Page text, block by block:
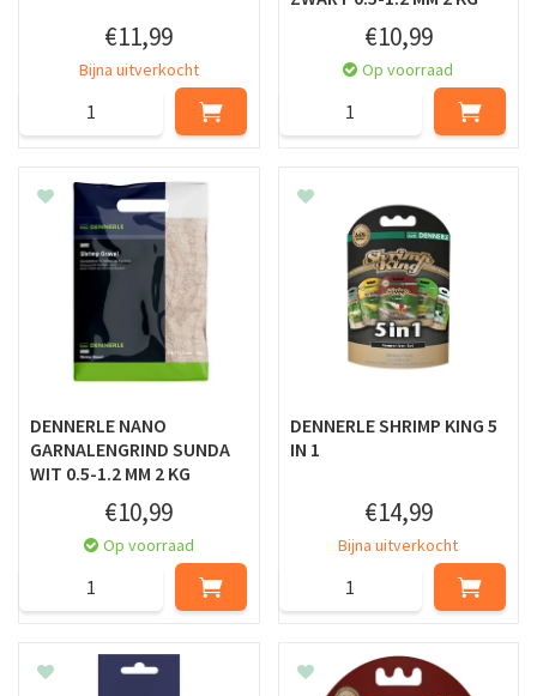
€11,99
Bijna uitverkocht
€10,99
Op voorraad
DENNERLE NANO
GARNALENGRIND SUNDA
WIT 0.5-1.2 MM 2 KG
€10,99
Op voorraad
DENNERLE SHRIMP KING 5
IN 1
€14,99
Bijna uitverkocht